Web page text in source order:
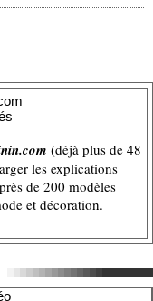
(déjà plus de 48
les explications
de 200 modèles
et décoration.